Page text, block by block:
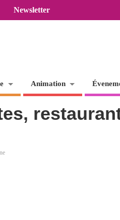
Newsletter
Animation